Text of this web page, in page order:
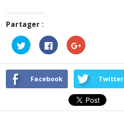
Partager :
Cliquez
pour
partager
sur
Twitter(ouvre
dans
Cliquez
pour
partager
sur
Facebook(ouvre
dans
nouvelle
fenêtre)
Cliquez
pour
sur
Google+
(ouvre
dans
une
nouvelle
fenêtre)
Facebook Twitter